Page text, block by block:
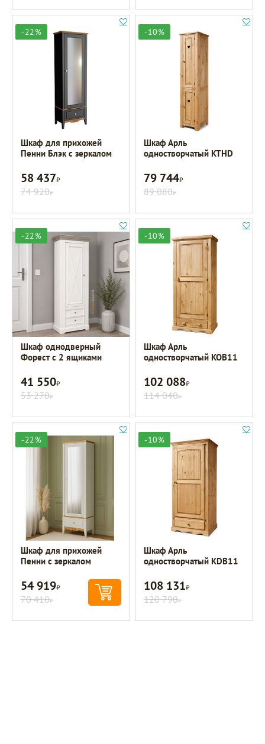
-22%
Шкаф для прихожей
Пенни Блэк с зеркалом
58 437Р
74 920Р
-10%
Шкаф Арль
одностворчатый KTHD
79 744Р
89 080Р
-22%
Шкаф однодверный
Форест с 2 ящиками
41 550Р
53 270Р
-10%
Шкаф Арль
одностворчатый KOB11
102 088Р
114 040Р
-22%
Шкаф для прихожей
Пенни с зеркалом
54 919Р
70 410Р
-10%
Шкаф Арль
одностворчатый KDB11
108 131Р
120 790Р